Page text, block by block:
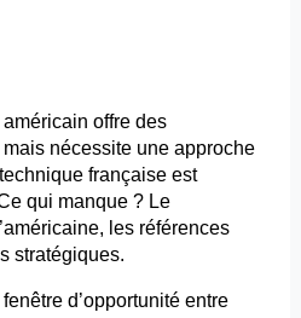
offre des
nécessite une approche
française est
qui manque ? Le
les références
stratégiques.
d’opportunité entre